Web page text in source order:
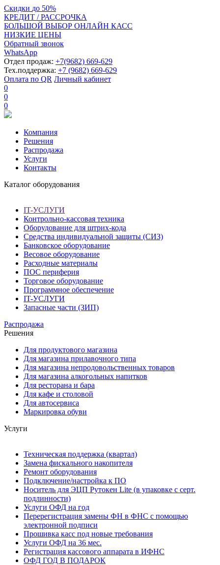
Скидки до 50%
КРЕДИТ / РАССРОЧКА
БОЛЬШОЙ ВЫБОР ОНЛАЙН КАСС
НИЗКИЕ ЦЕНЫ
Обратный звонок
WhatsApp
Отдел продаж: +7(9682) 669-629
Тех.поддержка: +7 (9682) 669-629
Оплата по QR Личный кабинет
0
0
0
Компания
Решения
Распродажа
Услуги
Контакты
Каталог оборудования
IT-УСЛУГИ
Контрольно-кассовая техника
Оборудование для штрих-кода
Средства индивидуальной защиты (СИЗ)
Банковское оборудование
Весовое оборудование
Расходные материалы
ПОС периферия
Торговое оборудование
Программное обеспечение
IT-УСЛУГИ
Запасные части (ЗИП)
Распродажа
Решения
Для продуктового магазина
Для магазина прилавочного типа
Для магазина непродовольственных товаров
Для магазина алкогольных напитков
Для ресторана и бара
Для кафе и столовой
Для автосервиса
Маркировка обуви
Услуги
Техническая поддержка (квартал)
Замена фискального накопителя
Ремонт оборудования
Подключение/настройка к ПО
Носитель для ЭЦП Рутокен Lite (в упаковке с серт.
подлинности)
Услуги ОФД на год
Перерегистрация замены ФН в ФНС с помощью
электронной подписи
Прошивка касс под новые требования
Услуги ОФД на 36 мес.
Регистрация кассового аппарата в ИФНС
ОФД ГОД В ПОДАРОК